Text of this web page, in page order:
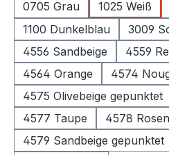
0705 Grau
1025 Weiß
1100 Dunkelblau
4556 Sandbeige
4559
4564 Orange
4574
4575 Olivebeige gepunktet
4577 Taupe
4578
4579 Sandbeige gepunktet